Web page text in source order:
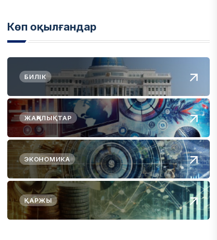
Көп оқылғандар
БИЛІК
ЖАҢАЛЫҚТАР
ЭКОНОМИКА
ҚАРЖЫ